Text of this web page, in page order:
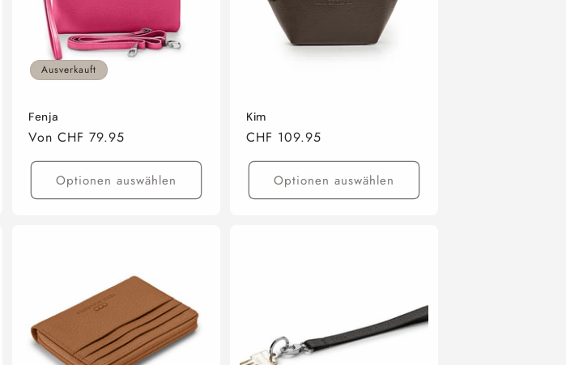
Ausverkauft
Fenja
Normaler
Preis
Von CHF 79.95
Optionen auswählen
Kim
Normaler
Preis
CHF 109.95
Optionen auswählen